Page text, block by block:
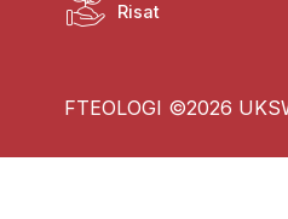
Risat
FTEOLOGI ©2026